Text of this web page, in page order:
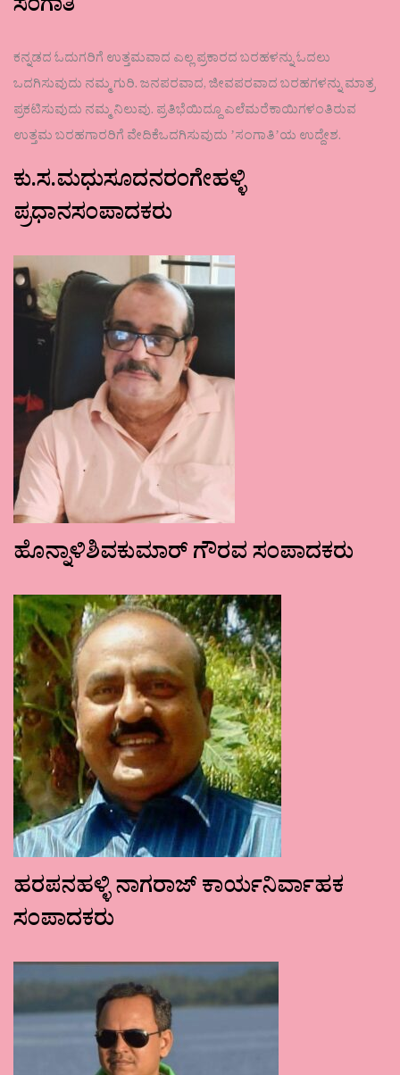
ಸಂಗಾತಿ
ಕನ್ನಡದ ಓದುಗರಿಗೆ ಉತ್ತಮವಾದ ಎಲ್ಲ ಪ್ರಕಾರದ ಬರಹಳನ್ನು ಓದಲು
ಒದಗಿಸುವುದು ನಮ್ಮ ಗುರಿ. ಜನಪರವಾದ, ಜೀವಪರವಾದ ಬರಹಗಳನ್ನು ಮಾತ್ರ
ಪ್ರಕಟಿಸುವುದು ನಮ್ಮ ನಿಲುವು. ಪ್ರತಿಭೆಯಿದ್ದೂ ಎಲೆಮರೆಕಾಯಿಗಳಂತಿರುವ
ಉತ್ತಮ ಬರಹಗಾರರಿಗೆ ವೇದಿಕೆಒದಗಿಸುವುದು ʼಸಂಗಾತಿʼಯ ಉದ್ದೇಶ.
ಕು.ಸ.ಮಧುಸೂದನರಂಗೇಹಳ್ಳಿ
ಪ್ರಧಾನಸಂಪಾದಕರು
ಹೊನ್ನಾಳಿಶಿವಕುಮಾರ್ ಗೌರವ ಸಂಪಾದಕರು
ಹರಪನಹಳ್ಳಿ ನಾಗರಾಜ್ ಕಾರ್ಯನಿರ್ವಾಹಕ
ಸಂಪಾದಕರು